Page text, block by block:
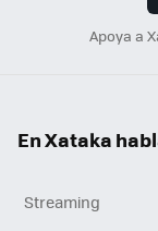
Apoya a
En Xataka
Streaming